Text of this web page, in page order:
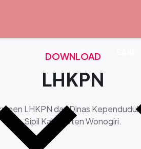
DOWNLOAD
LHKPN
LHKPN dari Dinas
Sipil Kabupaten Wonogiri.